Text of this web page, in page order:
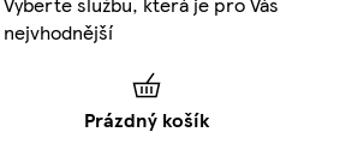
nejvhodnější
Prázdný košík